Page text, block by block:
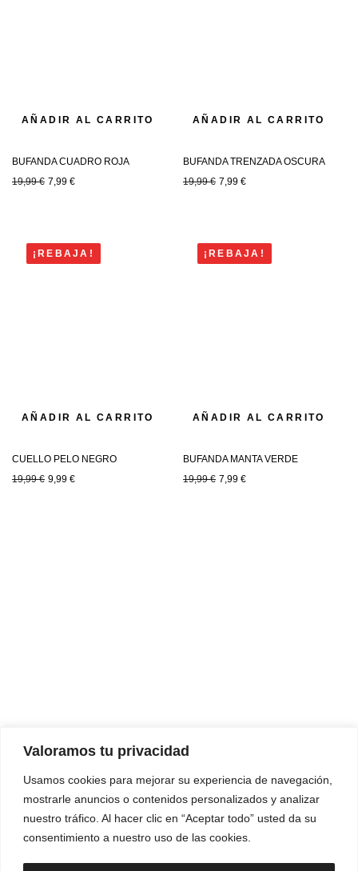
Valoramos tu privacidad
Usamos cookies para mejorar su experiencia de navegación,
mostrarle anuncios o contenidos personalizados y analizar
nuestro tráfico. Al hacer clic en “Aceptar todo” usted da su
consentimiento a nuestro uso de las cookies.
AÑADIR AL CARRITO
BUFANDA CUADRO ROJA
19,99€ 7,99 €
AÑADIR AL CARRITO
BUFANDA TRENZADA OSCURA
19,99€ 7,99 €
¡REBAJA!
AÑADIR AL CARRITO
CUELLO PELO NEGRO
19,99€ 9,99 €
¡REBAJA!
AÑADIR AL CARRITO
BUFANDA MANTA VERDE
19,99€ 7,99 €